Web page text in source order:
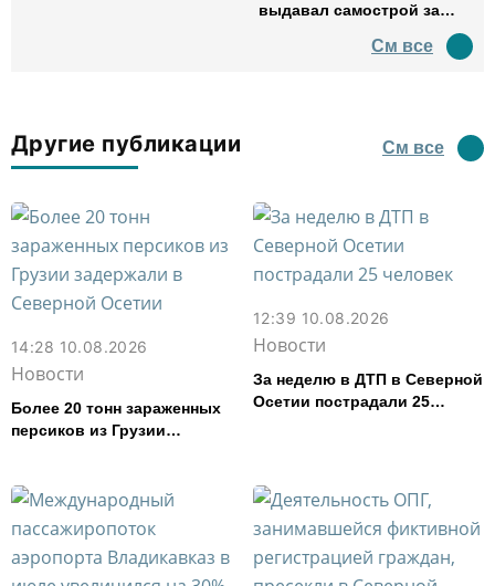
выдавал самострой за
водил туда туристов
См все
Другие публикации См все
14:28 10.08.2026
Новости
Более 20 тонн зараженных
персиков из Грузии
12:39 10.08.2026
Новости
За неделю в ДТП в Северной
Осетии пострадали 25